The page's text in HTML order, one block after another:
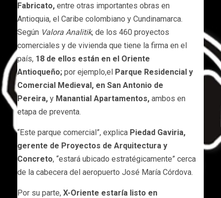
Fabricato, entre otras importantes obras en
Antioquia, el Caribe colombiano y Cundinamarca.
Según Valora Analitik, de los 460 proyectos
comerciales y de vivienda que tiene la firma en el
país, 18 de ellos están en el Oriente
Antioqueño; por ejemplo,el Parque Residencial y
Comercial Medieval, en San Antonio de
Pereira, y Manantial Apartamentos, ambos en
etapa de preventa.
“Este parque comercial”, explica Piedad Gaviria,
gerente de Proyectos de Arquitectura y
Concreto, “estará ubicado estratégicamente” cerca
de la cabecera del aeropuerto José María Córdova.
Por su parte, X-Oriente estaría listo en